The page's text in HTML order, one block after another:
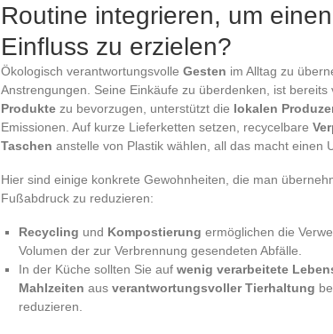
Routine integrieren, um
Einfluss zu erzielen?
Ökologisch verantwortungsvolle Gesten im Alltag zu
Anstrengungen. Seine Einkäufe zu überdenken, ist
Produkte zu bevorzugen, unterstützt die lokalen
Emissionen. Auf kurze Lieferketten setzen, recycelbare
Taschen anstelle von Plastik wählen, all das macht einen
Hier sind einige konkrete Gewohnheiten, die man
Fußabdruck zu reduzieren:
Recycling und Kompostierung ermöglichen die
Volumen der zur Verbrennung gesendeten Abfälle.
In der Küche sollten Sie auf wenig verarbeitete
Mahlzeiten aus verantwortungsvoller Tierhaltung
reduzieren.